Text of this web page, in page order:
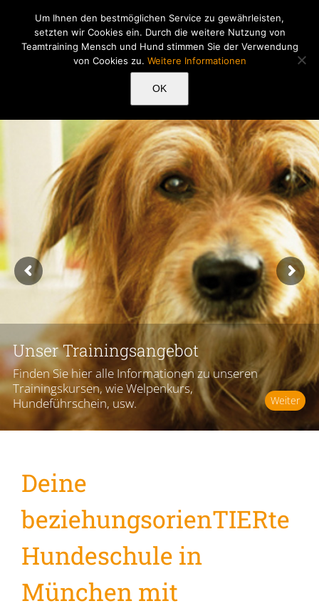
springen
HundeSchulenMenschen
Unser Trainingsangebot
Finden Sie hier alle Informationen zu unseren
Trainingskursen, wie Welpenkurs,
Hundeführschein, usw.
Weiter
Deine
beziehungsorienTIERte
Hundeschule in
München mit
Um Ihnen den bestmöglichen Service zu gewährleisten,
setzten wir Cookies ein. Durch die weitere Nutzung von
Teamtraining Mensch und Hund stimmen Sie der Verwendung
von Cookies zu. Weitere Informationen
OK